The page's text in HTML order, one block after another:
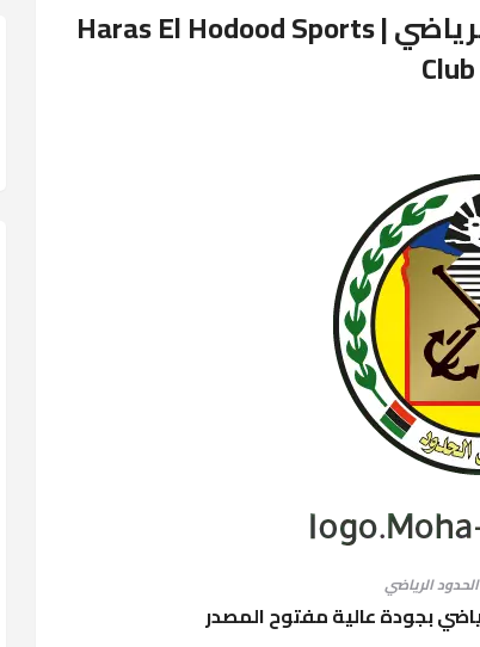
تحميل لوجو نادي حرس الحدود الرياضي | Haras El Hodood Sports
الرياضي
بجودة عالية مفتوح المصدر